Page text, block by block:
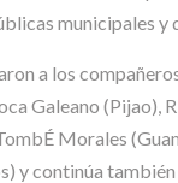
municipales y
a los
Galeano (Pijao),
Morales
y continúa